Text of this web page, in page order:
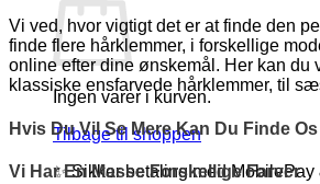
Ingen varer i kurven.
Tilbage til shoppen
✨ Sikker betaling med MobilePay
Vi ved, hvor vigtigt det er at finde den
finde flere hårklemmer, i forskellige
online efter dine ønskemål. Her kan
klassiske ensfarvede hårklemmer, til
Hvis Du Vil Se Mere Kan Du Finde
Vi Har En Masse Forskellige Farver